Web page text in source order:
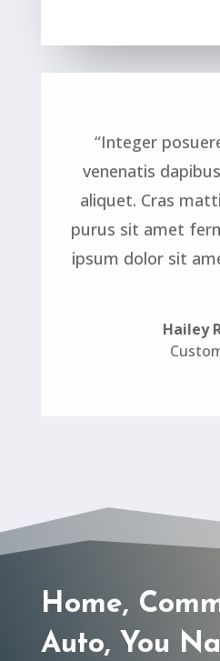
“Integer
venenatis
aliquet. Cras
purus sit amet
ipsum dolor sit
Hailey
Home,
Auto, You